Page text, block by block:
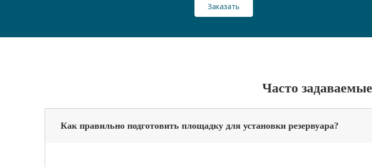
Заказать
Часто
Как правильно подготовить площадку для установки резервуара?